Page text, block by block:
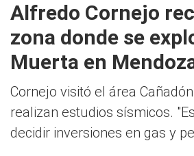
Alfredo Cornejo
zona donde se
Muerta en
Cornejo visitó el área
realizan estudios sísmicos.
decidir inversiones en gas y